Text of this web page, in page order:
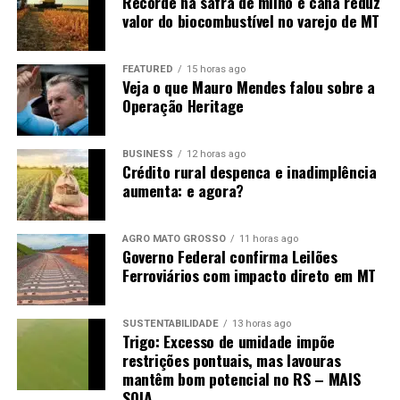
manutenção das compras chinesas, o que ainda não é
uma certeza, apesar dos sinais positivos dos últimos
dias.
Fonte:Informativo CEEMA UNIJUÍ, do prof. Dr.
Argemiro Luís Brum¹
1–Professor Titular do PPGDR da UNIJUÍ, doutor em
Economia Internacional pela EHESS de Paris-França,
coordenador, pesquisador e analista de mercado da
CEEMA (FIDENE/UNIJUÍ).
valor do biocombustível no varejo de MT
FEATURED 15 horas ago
Veja o que Mauro Mendes falou sobre a
Operação Heritage
BUSINESS 12 horas ago
Crédito rural despenca e inadimplência
aumenta: e agora?
AGRO MATO GROSSO 11 horas ago
Governo Federal confirma Leilões
Ferroviários com impacto direto em MT
SUSTENTABILIDADE 13 horas ago
Trigo: Excesso de umidade impõe
restrições pontuais, mas lavouras
mantêm bom potencial no RS – MAIS